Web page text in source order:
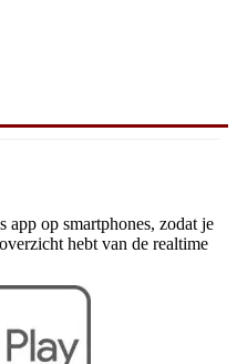
app op smartphones, zodat je
hebt van de realtime